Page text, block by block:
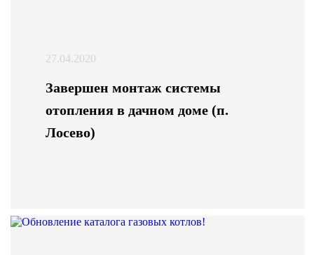
27.04.2020
Завершен монтаж системы
отопления в дачном доме (п.
Лосево)